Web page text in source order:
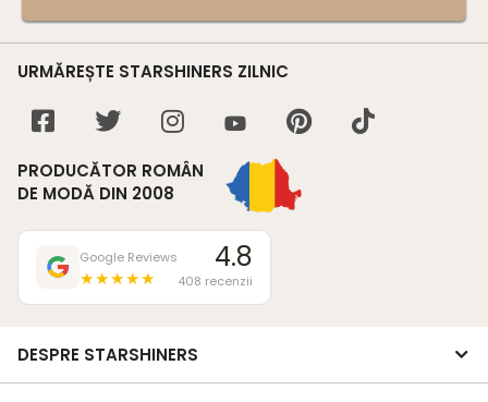
URMĂREȘTE STARSHINERS ZILNIC
PRODUCĂTOR ROMÂN
DE MODĂ DIN 2008
Google Reviews
★★★★★
4.8
408 recenzii
DESPRE STARSHINERS